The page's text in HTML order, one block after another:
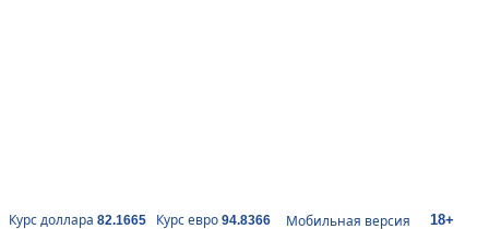
Курс доллара 82.1665 Курс евро 94.8366 Мобильная версия 18+